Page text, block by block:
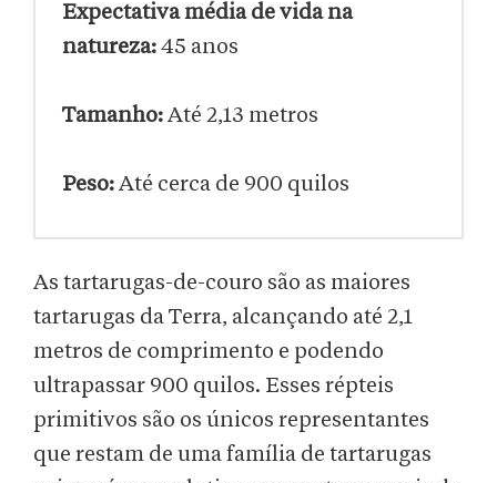
Expectativa média de vida na
natureza:45 anos
Tamanho:Até 2,13 metros
Peso:Até cerca de 900 quilos
As tartarugas-de-couro são as maiores
tartarugas da Terra, alcançando até 2,1
metros de comprimento e podendo
ultrapassar 900 quilos. Esses répteis
primitivos são os únicos representantes
que restam de uma família de tartarugas